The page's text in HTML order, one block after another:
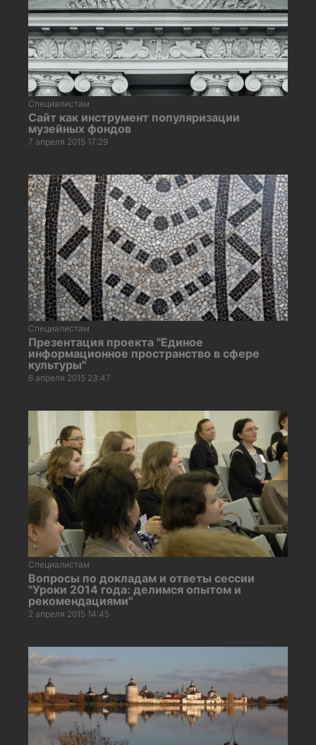
Специалистам
Сайт как инструмент популяризации
музейных фондов
7 апреля 2015 17:29
Специалистам
Презентация проекта "Единое
информационное пространство в сфере
культуры"
6 апреля 2015 23:47
Специалистам
Вопросы по докладам и ответы сессии
"Уроки 2014 года: делимся опытом и
рекомендациями"
2 апреля 2015 14:45